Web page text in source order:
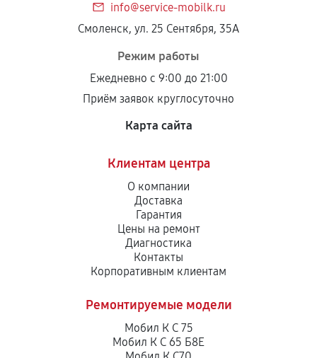
info@service-mobilk.ru
Смоленск, ул. 25 Сентября, 35А
Режим работы
Ежедневно с 9:00 до 21:00
Приём заявок круглосуточно
Карта сайта
Клиентам центра
О компании
Доставка
Гарантия
Цены на ремонт
Диагностика
Контакты
Корпоративным клиентам
Ремонтируемые модели
Мобил К С 75
Мобил К С 65 Б8Е